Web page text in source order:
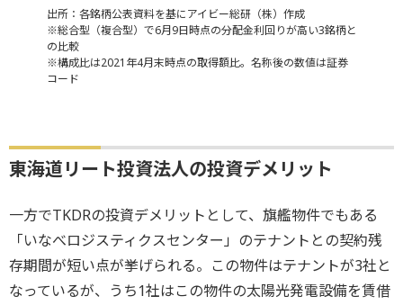
出所：各銘柄公表資料を基にアイビー総研（株）作成
※総合型（複合型）で6月9日時点の分配金利回りが高い3銘柄と
の比較
※構成比は2021年4月末時点の取得額比。名称後の数値は証券
コード
東海道リート投資法人の投資デメリット
一方でTKDRの投資デメリットとして、旗艦物件でもある
「いなべロジスティクスセンター」のテナントとの契約残
存期間が短い点が挙げられる。この物件はテナントが3社と
なっているが、うち1社はこの物件の太陽光発電設備を賃借